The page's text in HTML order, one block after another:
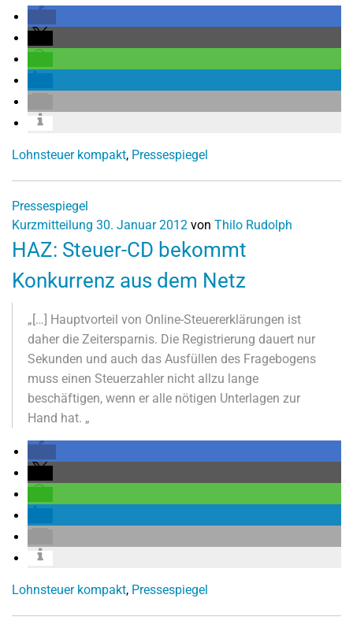
Lohnsteuer kompakt, Pressespiegel
Pressespiegel
Kurzmitteilung 30. Januar 2012 von Thilo Rudolph
HAZ: Steuer-CD bekommt
Konkurrenz aus dem Netz
„[…] Hauptvorteil von Online-Steuererklärungen ist
daher die Zeitersparnis. Die Registrierung dauert nur
Sekunden und auch das Ausfüllen des Fragebogens
muss einen Steuerzahler nicht allzu lange
beschäftigen, wenn er alle nötigen Unterlagen zur
Hand hat. „
Lohnsteuer kompakt, Pressespiegel